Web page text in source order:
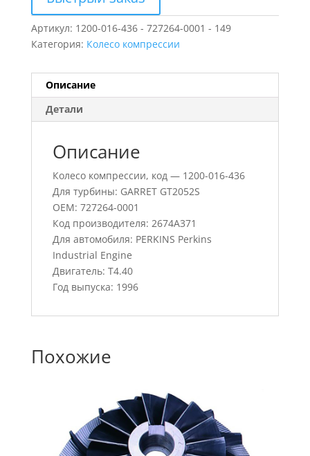
Артикул: 1200-016-436 - 727264-0001 - 149
Категория: Колесо компрессии
Описание
Детали
Описание
Колесо компрессии, код — 1200-016-436
Для турбины: GARRET GT2052S
OEM: 727264-0001
Код производителя: 2674A371
Для автомобиля: PERKINS Perkins
Industrial Engine
Двигатель: T4.40
Год выпуска: 1996
Похожие